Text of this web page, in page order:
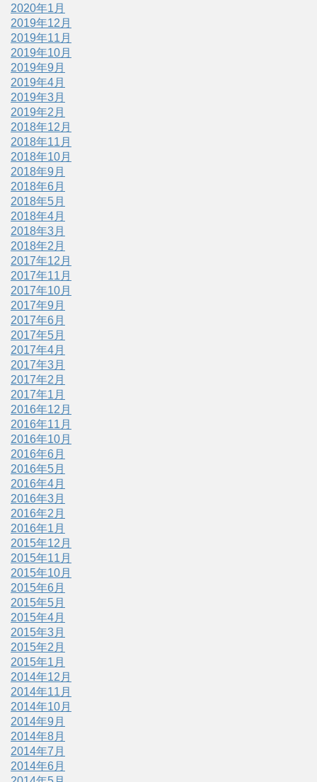
2020年1月
2019年12月
2019年11月
2019年10月
2019年9月
2019年4月
2019年3月
2019年2月
2018年12月
2018年11月
2018年10月
2018年9月
2018年6月
2018年5月
2018年4月
2018年3月
2018年2月
2017年12月
2017年11月
2017年10月
2017年9月
2017年6月
2017年5月
2017年4月
2017年3月
2017年2月
2017年1月
2016年12月
2016年11月
2016年10月
2016年6月
2016年5月
2016年4月
2016年3月
2016年2月
2016年1月
2015年12月
2015年11月
2015年10月
2015年6月
2015年5月
2015年4月
2015年3月
2015年2月
2015年1月
2014年12月
2014年11月
2014年10月
2014年9月
2014年8月
2014年7月
2014年6月